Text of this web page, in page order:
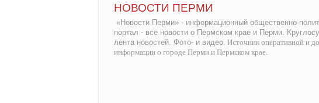
НОВОСТИ ПЕРМИ
«Новости Перми» - информационный общественно-
портал - все новости о Пермском крае и Перми.
лента новостей. Фото- и видео. Источник оперативной и
информации о городе Перми и Пермском крае.